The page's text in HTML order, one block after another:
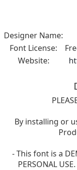
Designer Name:
Font License:
Website:
By installing or
- This font is a
PERSONAL